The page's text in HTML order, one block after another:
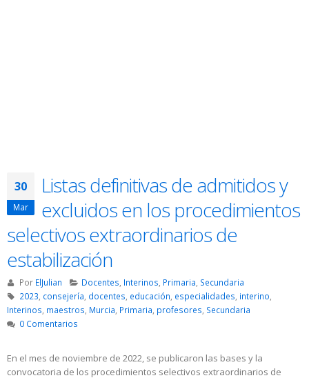
30
Mar
Listas definitivas de admitidos y
excluidos en los procedimientos
selectivos extraordinarios de
estabilización
Por ElJulian Docentes Interinos Primaria Secundaria
2023 consejería docentes educación especialidades interino
Interinos, maestros, Murcia, Primaria, profesores, Secundaria
0 Comentarios
En el mes de noviembre de 2022, se publicaron las bases y la
convocatoria de los procedimientos selectivos extraordinarios de